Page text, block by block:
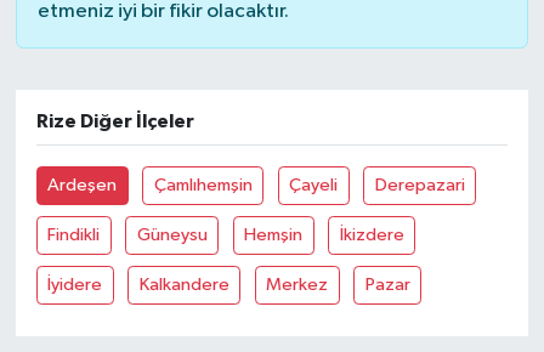
etmeniz iyi bir fikir olacaktır.
Rize Diğer İlçeler
Ardeşen Çamlıhemşin Çayeli Derepazari
Findikli Güneysu Hemşin İkizdere
İyidere Kalkandere Merkez Pazar